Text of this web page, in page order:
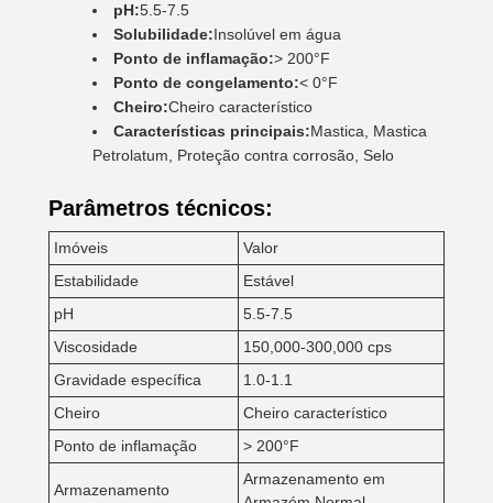
pH:5.5-7.5
Solubilidade:Insolúvel em água
Ponto de inflamação:> 200°F
Ponto de congelamento:< 0°F
Cheiro:Cheiro característico
Características principais:Mastica, Mastica
Petrolatum, Proteção contra corrosão, Selo
Parâmetros técnicos:
Imóveis
Valor
Estabilidade
Estável
pH
5.5-7.5
Viscosidade
150,000-300,000 cps
Gravidade específica
1.0-1.1
Cheiro
Cheiro característico
Ponto de inflamação
> 200°F
Armazenamento
Armazenamento em